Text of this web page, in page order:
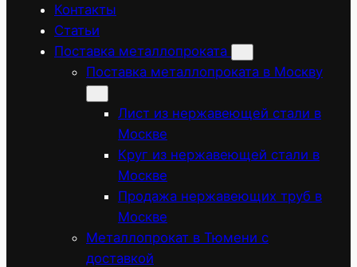
Контакты
Статьи
Поставка металлопроката
Поставка металлопроката в Москву
Лист из нержавеющей стали в
Москве
Круг из нержавеющей стали в
Москве
Продажа нержавеющих труб в
Москве
Металлопрокат в Тюмени с
доставкой